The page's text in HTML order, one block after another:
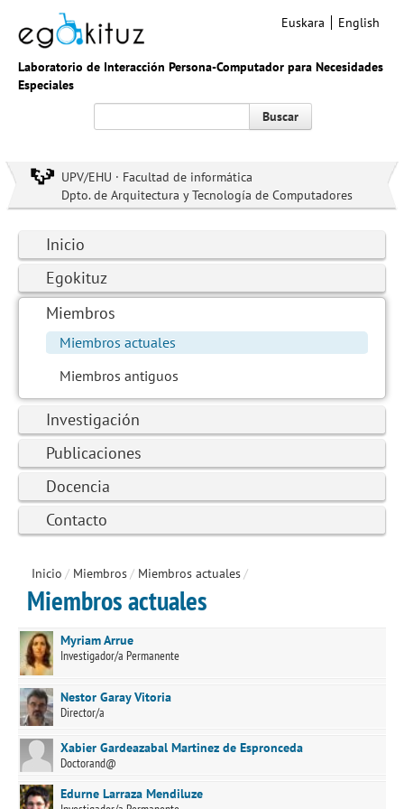
Laboratorio de Interacción Persona-Computador para Necesidades
Especiales
Euskara English
Buscar
UPV/EHU · Facultad de informática
Dpto. de Arquitectura y Tecnología de Computadores
Inicio
Egokituz
Miembros
Miembros actuales
Miembros antiguos
Investigación
Publicaciones
Docencia
Contacto
Inicio / Miembros/ Miembros actuales/
Miembros actuales
Myriam Arrue
Investigador/a Permanente
Nestor Garay Vitoria
Director/a
Xabier Gardeazabal Martinez de Espronceda
Doctorand@
Edurne Larraza Mendiluze